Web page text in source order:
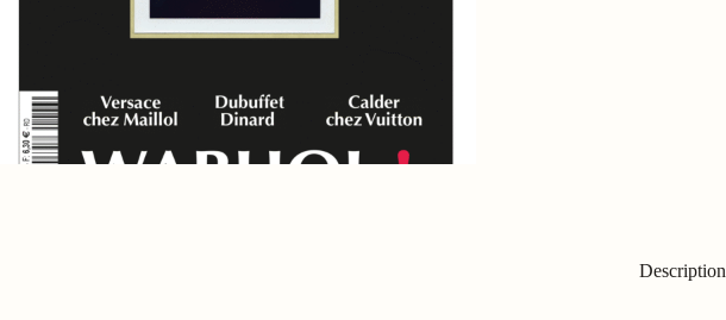
Description